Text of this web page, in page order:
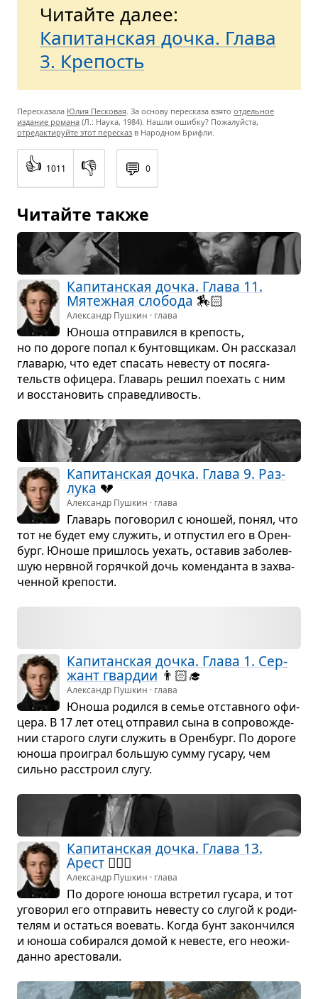
Читайте далее:
Капитанская дочка. Глава
3. Крепость
Пересказала Юлия Песковая . За основу пересказа взято отдельное
издание романа (Л.: Наука, 1984). Нашли ошибку? Пожалуйста,
отредактируйте этот пересказ в Народном Брифли.
👍 1011 👎 💬 0
Читайте также
Капи­тан­ская дочка. Глава 11.
Мятеж­ная сло­бода 🏇🏻
Александр Пушкин · глава
Юноша отпра­вился в кре­пость,
но по дороге попал к бун­тов­щи­кам. Он рас­ска­зал
гла­варю, что едет спа­сать неве­сту от пося­га­
тельств офи­цера. Гла­варь решил поехать с ним
и вос­ста­но­вить спра­вед­ли­вость.
Капи­тан­ская дочка. Глава 9. Раз­
лука 💔
Александр Пушкин · глава
Гла­варь пого­во­рил с юно­шей, понял, что
тот не будет ему слу­жить, и отпу­стил его в Орен­
бург. Юноше при­шлось уехать, оста­вив забо­лев­
шую нерв­ной горяч­кой дочь комен­данта в захва­
чен­ной кре­по­сти.
Капи­тан­ская дочка. Глава 1. Сер­
жант гвар­дии 👨🏻‍🎓
Александр Пушкин · глава
Юноша родился в семье отстав­ного офи­
цера. В 17 лет отец отпра­вил сына в сопро­во­жде­
нии ста­рого слуги слу­жить в Орен­бург. По дороге
юноша про­играл боль­шую сумму гусару, чем
сильно рас­строил слугу.
Капи­тан­ская дочка. Глава 13.
Арест 👮🏻‍♂️
Александр Пушкин · глава
По дороге юноша встре­тил гусара, и тот
уго­во­рил его отпра­вить неве­сту со слу­гой к роди­
те­лям и остаться вое­вать. Когда бунт закон­чился
и юноша соби­рался домой к неве­сте, его неожи­
данно аре­сто­вали.